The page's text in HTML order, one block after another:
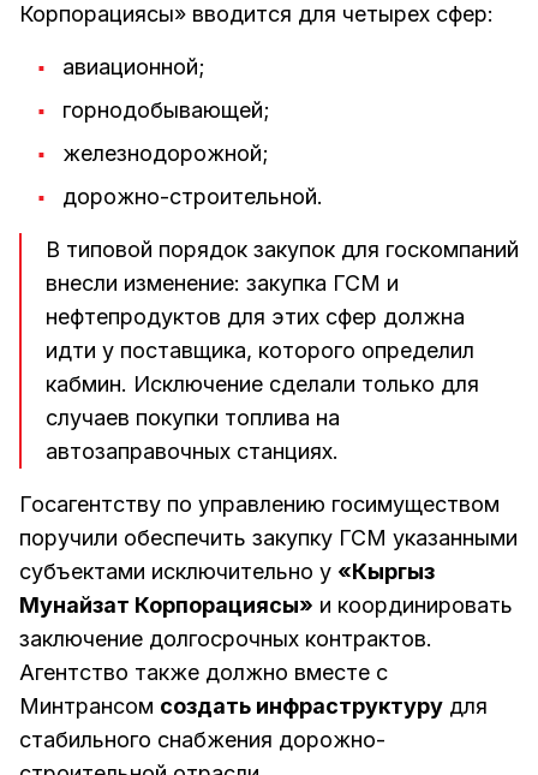
Корпорациясы» вводится для четырех сфер:
авиационной;
горнодобывающей;
железнодорожной;
дорожно-строительной.
В типовой порядок закупок для госкомпаний
внесли изменение: закупка ГСМ и
нефтепродуктов для этих сфер должна
идти у поставщика, которого определил
кабмин. Исключение сделали только для
случаев покупки топлива на
автозаправочных станциях.
Госагентству по управлению госимуществом
поручили обеспечить закупку ГСМ указанными
субъектами исключительно у «Кыргыз
Мунайзат Корпорациясы» и координировать
заключение долгосрочных контрактов.
Агентство также должно вместе с
Минтрансом создать инфраструктуру для
стабильного снабжения дорожно-